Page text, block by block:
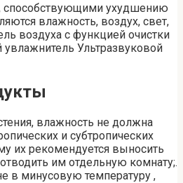
ухудшению
влажность, воздух, свет,
воздуха с функцией очистки
Ультразвуковой
влажность не должна
и субтропических
их рекомендуется выносить
им отдельную комнату;.
в минусовую температуру ,